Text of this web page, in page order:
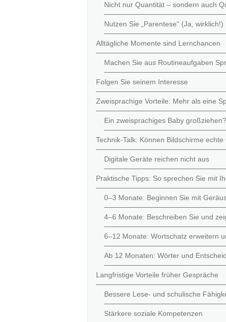
Nicht nur Quantität – sondern auch
Nutzen Sie „Parentese“ (Ja, wirklich!)
Alltägliche Momente sind Lernchancen
Machen Sie aus Routineaufgaben
Folgen Sie seinem Interesse
Zweisprachige Vorteile: Mehr als eine
Ein zweisprachiges Baby
Technik-Talk: Können Bildschirme
Digitale Geräte reichen nicht aus
Praktische Tipps: So sprechen Sie mit
0–3 Monate: Beginnen Sie mit
4–6 Monate: Beschreiben Sie und
6–12 Monate: Wortschatz erweitern
Ab 12 Monaten: Wörter und
Langfristige Vorteile früher Gespräche
Bessere Lese- und schulische
Stärkere soziale Kompetenzen